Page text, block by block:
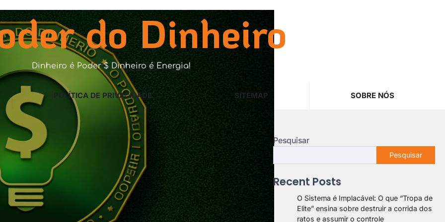
do Dinheiro
Dinheiro é Poder $ Dinheiro é Energia!
POLÍTICA DE PRIVACIDADE SITEMAP SOBRE NÓS
Pesquisar
Pesquisar
Recent Posts
O Sistema é Implacável: O que “Tropa de
Elite” ensina sobre destruir a corrida dos
ratos e assumir o controle